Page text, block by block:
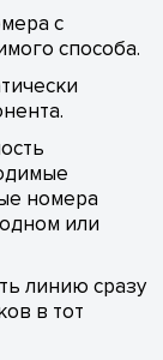
с
способа.
номера
или
линию сразу
в тот